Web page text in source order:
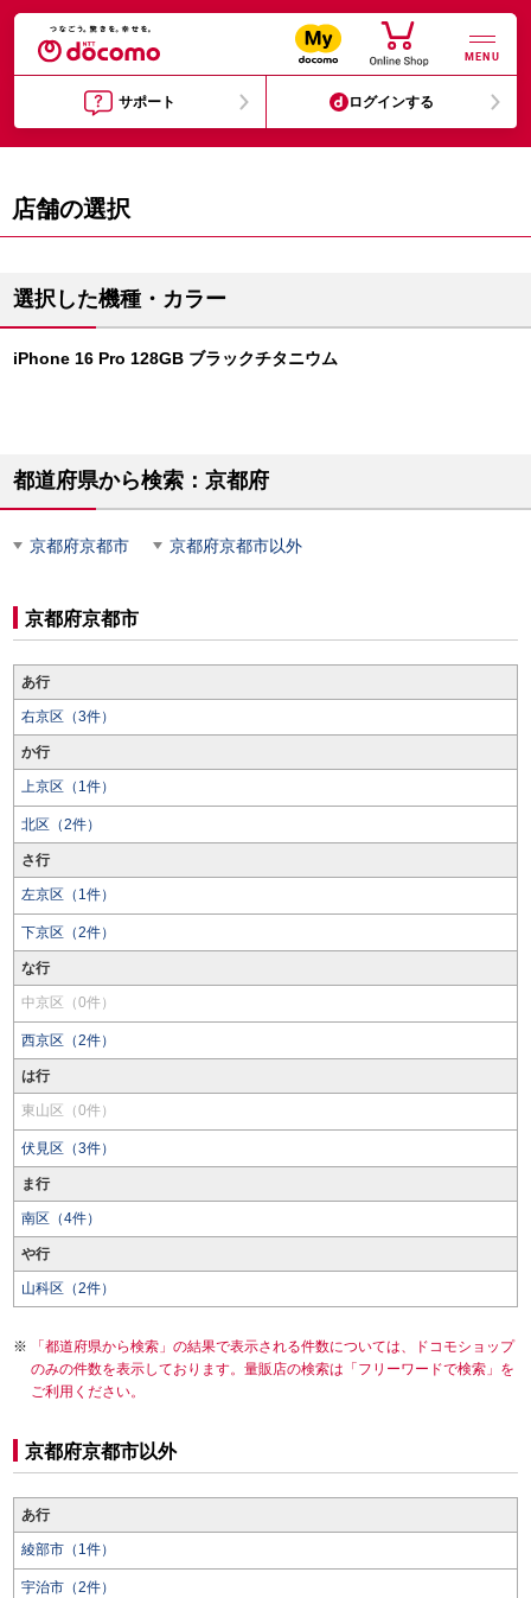
MENU
サポート ログインする
店舗の選択
選択した機種・カラー
iPhone 16 Pro 128GB ブラックチタニウム
都道府県から検索：京都府
京都府京都市 京都府京都市以外
京都府京都市
あ行
右京区（3件）
か行
上京区（1件）
北区（2件）
さ行
左京区（1件）
下京区（2件）
な行
中京区（0件）
西京区（2件）
は行
東山区（0件）
伏見区（3件）
ま行
南区（4件）
や行
山科区（2件）
「都道府県から検索」の結果で表示される件数については、ドコモショップ
のみの件数を表示しております。量販店の検索は「フリーワードで検索」を
ご利用ください。
京都府京都市以外
あ行
綾部市（1件）
宇治市（2件）